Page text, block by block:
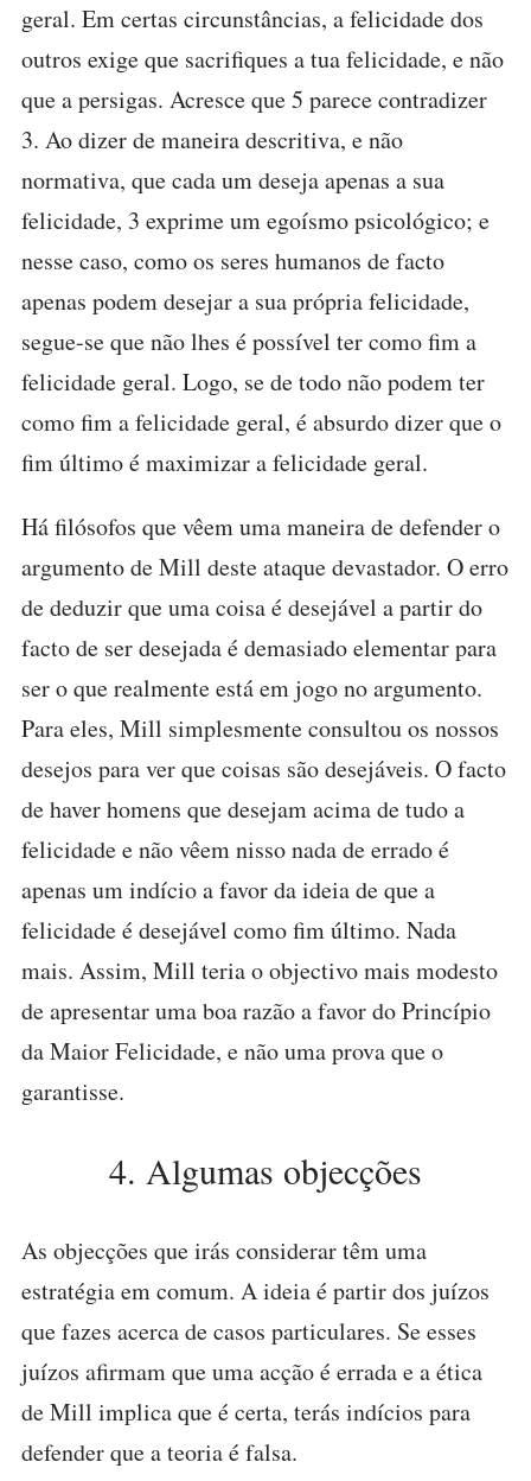
geral. Em certas circunstâncias, a felicidade dos
outros exige que sacrifiques a tua felicidade, e não
que a persigas. Acresce que 5 parece contradizer
3. Ao dizer de maneira descritiva, e não
normativa, que cada um deseja apenas a sua
felicidade, 3 exprime um egoísmo psicológico; e
nesse caso, como os seres humanos de facto
apenas podem desejar a sua própria felicidade,
segue-se que não lhes é possível ter como fim a
felicidade geral. Logo, se de todo não podem ter
como fim a felicidade geral, é absurdo dizer que o
fim último é maximizar a felicidade geral.
Há filósofos que vêem uma maneira de defender o
argumento de Mill deste ataque devastador. O erro
de deduzir que uma coisa é desejável a partir do
facto de ser desejada é demasiado elementar para
ser o que realmente está em jogo no argumento.
Para eles, Mill simplesmente consultou os nossos
desejos para ver que coisas são desejáveis. O facto
de haver homens que desejam acima de tudo a
felicidade e não vêem nisso nada de errado é
apenas um indício a favor da ideia de que a
felicidade é desejável como fim último. Nada
mais. Assim, Mill teria o objectivo mais modesto
de apresentar uma boa razão a favor do Princípio
da Maior Felicidade, e não uma prova que o
garantisse.
4. Algumas objecções
As objecções que irás considerar têm uma
estratégia em comum. A ideia é partir dos juízos
que fazes acerca de casos particulares. Se esses
juízos afirmam que uma acção é errada e a ética
de Mill implica que é certa, terás indícios para
defender que a teoria é falsa.